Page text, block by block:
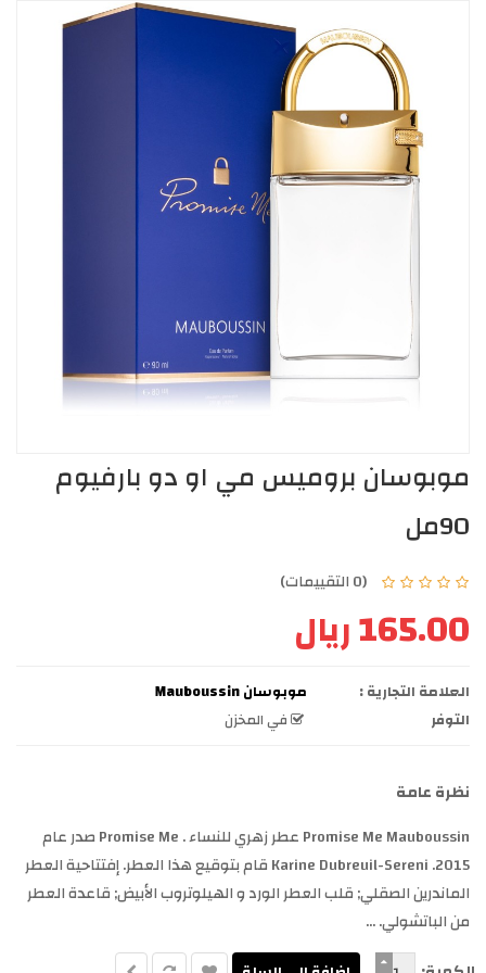
موبوسان بروميس مي او دو بارفيوم
90مل
(0 التقييمات)
165.00 ريال
العلامة التجارية :
موبوسان Mauboussin
التوفر
في المخزن
نظرة عامة
Promise Me Mauboussin عطر زهري للنساء . Promise Me صدر عام
2015. Karine Dubreuil-Sereni قام بتوقيع هذا العطر. إفتتاحية العطر
الماندرين الصقلي; قلب العطر الورد و الهيلوتروب الأبيض; قاعدة العطر
من الباتشولي. ...